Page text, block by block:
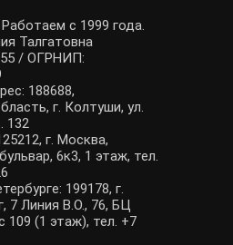
с 1999 года.
Талгатовна
/ ОГРНИП:
188688,
г. Колтуши, ул.
132
г. Москва,
6к3, 1 этаж, тел.
199178, г.
7 Линия В.О., 76, БЦ
109 (1 этаж), тел. +7